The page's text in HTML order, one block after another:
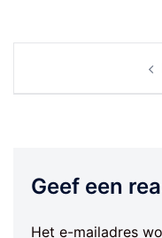
Geef een
Het e-mailadres